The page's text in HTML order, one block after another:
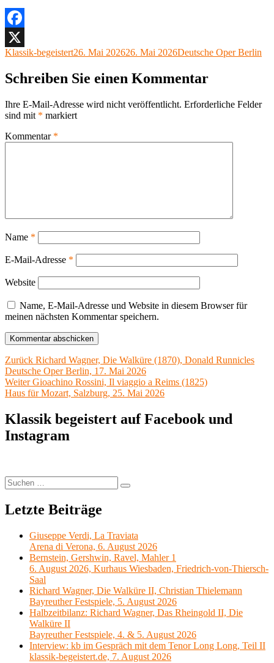
Facebook
X
Autor
Klassik-begeistertVeröffentlicht
26. Mai 202626. Mai 2026Kategorien
Deutsche Oper Berlin
Schreiben Sie einen Kommentar
Ihre E-Mail-Adresse wird nicht veröffentlicht. Erforderliche Felder
sind mit * markiert
Kommentar *
Name *
E-Mail-Adresse *
Website
Name, E-Mail-Adresse und Website in diesem Browser für
meinen nächsten Kommentar speichern.
Beitragsnavigation
Zurück Vorheriger
Beitrag:
Richard Wagner, Die Walküre (1870), Donald Runnicles
Deutsche Oper Berlin, 17. Mai 2026
Weiter Nächster
Beitrag:
Gioachino Rossini, Il viaggio a Reims (1825)
Haus für Mozart, Salzburg, 25. Mai 2026
Klassik begeistert auf Facebook und
Instagram
Suchen
nach:
Suchen
Letzte Beiträge
Giuseppe Verdi, La Traviata
Arena di Verona, 6. August 2026
Bernstein, Gershwin, Ravel, Mahler 1
6. August 2026, Kurhaus Wiesbaden, Friedrich-von-Thiersch-
Saal
Richard Wagner, Die Walküre II, Christian Thielemann
Bayreuther Festspiele, 5. August 2026
Halbzeitbilanz: Richard Wagner, Das Rheingold II, Die
Walküre II
Bayreuther Festspiele, 4. & 5. August 2026
Interview: kb im Gespräch mit dem Tenor Long Long, Teil II
klassik-begeistert.de, 7. August 2026